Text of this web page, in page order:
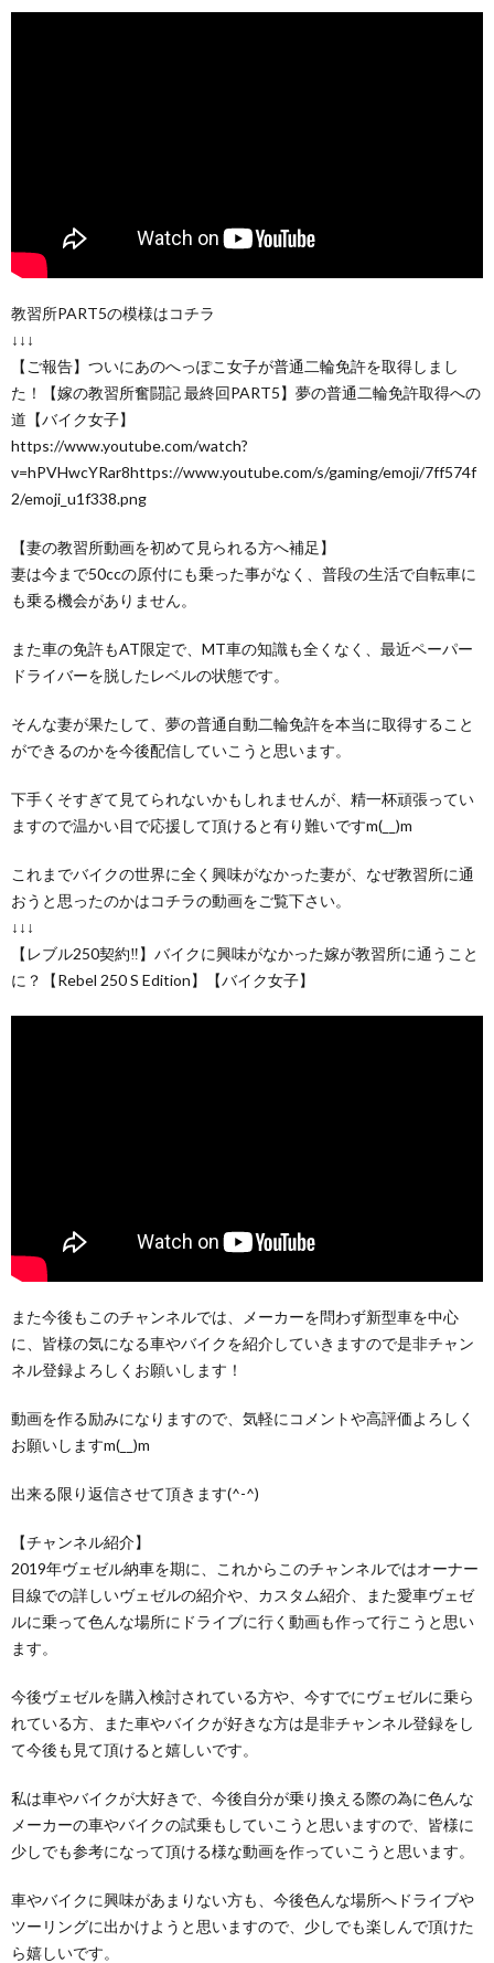
教習所PART5の模様はコチラ
↓↓↓
【ご報告】ついにあのへっぽこ女子が普通二輪免許を取得しまし
た！【嫁の教習所奮闘記 最終回PART5】夢の普通二輪免許取得への
道【バイク女子】
https://www.youtube.com/watch?
v=hPVHwcYRar8https://www.youtube.com/s/gaming/emoji/7ff574f
2/emoji_u1f338.png
【妻の教習所動画を初めて見られる方へ補足】
妻は今まで50ccの原付にも乗った事がなく、普段の生活で自転車に
も乗る機会がありません。
また車の免許もAT限定で、MT車の知識も全くなく、最近ペーパー
ドライバーを脱したレベルの状態です。
そんな妻が果たして、夢の普通自動二輪免許を本当に取得すること
ができるのかを今後配信していこうと思います。
下手くそすぎて見てられないかもしれませんが、精一杯頑張ってい
ますので温かい目で応援して頂けると有り難いですm(__)m
これまでバイクの世界に全く興味がなかった妻が、なぜ教習所に通
おうと思ったのかはコチラの動画をご覧下さい。
↓↓↓
【レブル250契約‼】バイクに興味がなかった嫁が教習所に通うこと
に？【Rebel 250 S Edition】【バイク女子】
また今後もこのチャンネルでは、メーカーを問わず新型車を中心
に、皆様の気になる車やバイクを紹介していきますので是非チャン
ネル登録よろしくお願いします！
動画を作る励みになりますので、気軽にコメントや高評価よろしく
お願いしますm(__)m
出来る限り返信させて頂きます(^-^)
【チャンネル紹介】
2019年ヴェゼル納車を期に、これからこのチャンネルではオーナー
目線での詳しいヴェゼルの紹介や、カスタム紹介、また愛車ヴェゼ
ルに乗って色んな場所にドライブに行く動画も作って行こうと思い
ます。
今後ヴェゼルを購入検討されている方や、今すでにヴェゼルに乗ら
れている方、また車やバイクが好きな方は是非チャンネル登録をし
て今後も見て頂けると嬉しいです。
私は車やバイクが大好きで、今後自分が乗り換える際の為に色んな
メーカーの車やバイクの試乗もしていこうと思いますので、皆様に
少しでも参考になって頂ける様な動画を作っていこうと思います。
車やバイクに興味があまりない方も、今後色んな場所へドライブや
ツーリングに出かけようと思いますので、少しでも楽しんで頂けた
ら嬉しいです。